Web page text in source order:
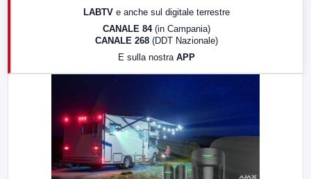
LABTV e anche sul digitale terrestre
CANALE 84 (in Campania)
CANALE 268 (DDT Nazionale)
E sulla nostra APP